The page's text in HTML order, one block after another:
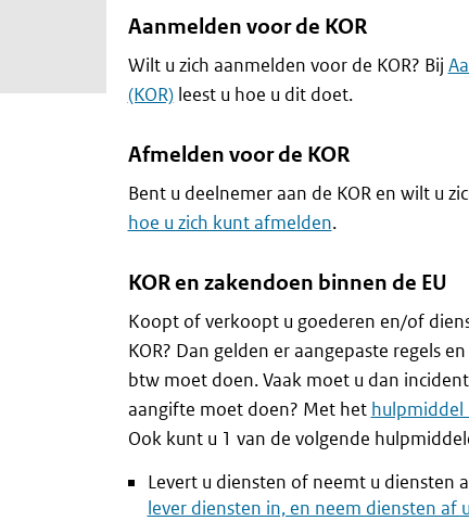
Aanmelden voor de KOR
Wilt u zich aanmelden voor de KOR? Bij
(KOR)leest u hoe u dit doet.
Afmelden voor de KOR
Bent u deelnemer aan de KOR en wilt u
hoe u zich kunt afmelden.
KOR en zakendoen binnen de EU
Koopt of verkoopt u goederen en/of
KOR? Dan gelden er aangepaste regels
btw moet doen. Vaak moet u dan
aangifte moet doen? Met het
Ook kunt u 1 van de volgende
Levert u diensten of neemt u diensten
lever diensten in, en neem diensten